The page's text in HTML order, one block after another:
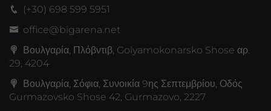
(+30) 698 599 5951
office@bigarena.net
Βουλγαρία, Πλόβντιβ, Golyamokonarsko Shose αρ.
29, 4204
Βουλγαρία, Σόφια, Συνοικία 9ης Σεπτεμβρίου, Οδός
Gurmazovsko Shose 42, Gurmazovo, 2227